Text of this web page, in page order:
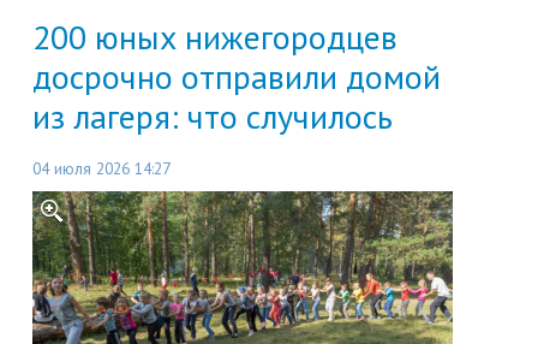
200 юных нижегородцев
досрочно отправили домой
из лагеря: что случилось
04 июля 2026 14:27